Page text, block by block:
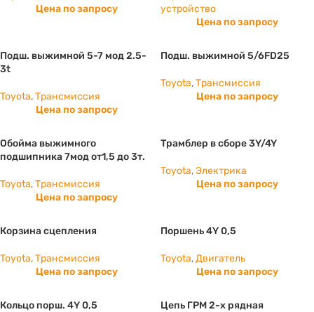
Цена по запросу
устройство
Цена по запросу
Подш. выжимной 5-7 мод 2.5-
3t
Toyota,Трансмиссия
Цена по запросу
Подш. выжимной 5/6FD25
Toyota,Трансмиссия
Цена по запросу
Обойма выжимного
подшипника 7мод от1,5 до 3т.
Toyota,Трансмиссия
Цена по запросу
Трамблер в сборе 3Y/4Y
Toyota,Электрика
Цена по запросу
Корзина сцепления
Toyota,Трансмиссия
Цена по запросу
Поршень 4Y 0,5
Toyota,Двигатель
Цена по запросу
Кольцо порш. 4Y 0,5 Цепь ГРМ 2-х рядная